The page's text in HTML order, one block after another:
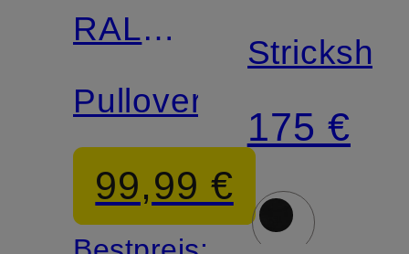
RALPH
LAUREN
Pullover
99,99 €
LAUREN
Strickshirt
175 €